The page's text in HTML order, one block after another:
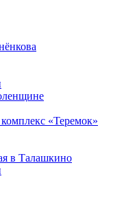
«Теремок»
в Талашкино